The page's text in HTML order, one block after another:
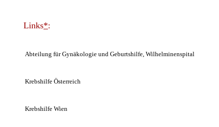
Links*:
Abteilung für Gynäkologie und Geburtshilfe, Wilhelminenspital
Krebshilfe Österreich
Krebshilfe Wien